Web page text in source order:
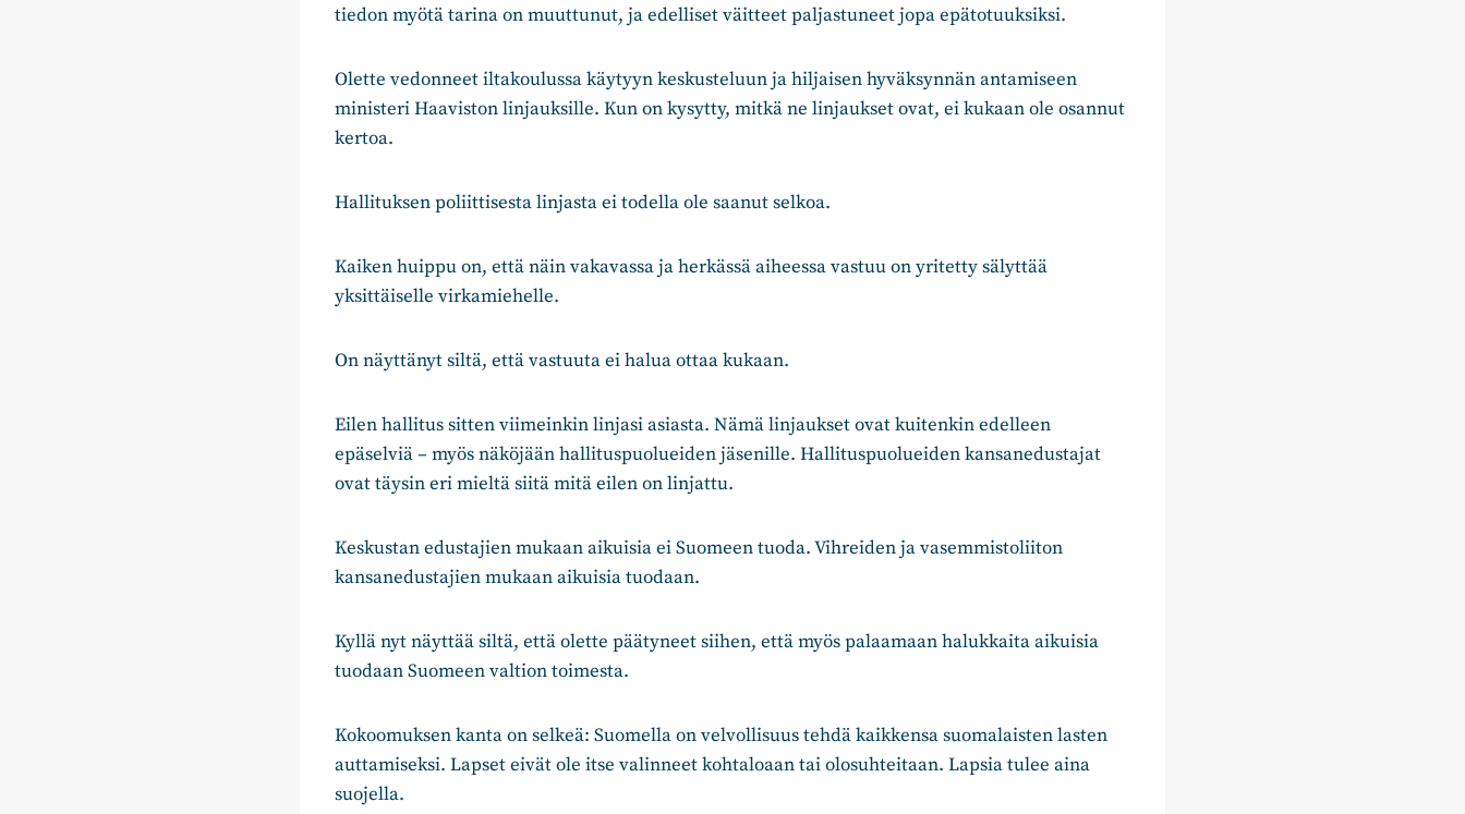
tiedon myötä tarina on muuttunut, ja edelliset väitteet paljastuneet jopa epätotuuksiksi.
Olette vedonneet iltakoulussa käytyyn keskusteluun ja hiljaisen hyväksynnän antamiseen
ministeri Haaviston linjauksille. Kun on kysytty, mitkä ne linjaukset ovat, ei kukaan ole osannut
kertoa.
Hallituksen poliittisesta linjasta ei todella ole saanut selkoa.
Kaiken huippu on, että näin vakavassa ja herkässä aiheessa vastuu on yritetty sälyttää
yksittäiselle virkamiehelle.
On näyttänyt siltä, että vastuuta ei halua ottaa kukaan.
Eilen hallitus sitten viimeinkin linjasi asiasta. Nämä linjaukset ovat kuitenkin edelleen
epäselviä – myös näköjään hallituspuolueiden jäsenille. Hallituspuolueiden kansanedustajat
ovat täysin eri mieltä siitä mitä eilen on linjattu.
Keskustan edustajien mukaan aikuisia ei Suomeen tuoda. Vihreiden ja vasemmistoliiton
kansanedustajien mukaan aikuisia tuodaan.
Kyllä nyt näyttää siltä, että olette päätyneet siihen, että myös palaamaan halukkaita aikuisia
tuodaan Suomeen valtion toimesta.
Kokoomuksen kanta on selkeä: Suomella on velvollisuus tehdä kaikkensa suomalaisten lasten
auttamiseksi. Lapset eivät ole itse valinneet kohtaloaan tai olosuhteitaan. Lapsia tulee aina
suojella.